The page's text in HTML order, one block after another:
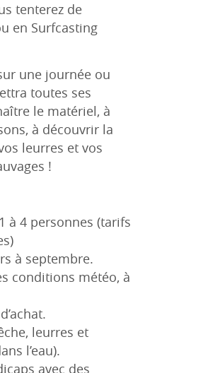
tenterez de
en Surfcasting
une journée ou
toutes ses
le matériel, à
à découvrir la
leurres et vos
!
à 4 personnes (tarifs
à septembre.
conditions météo, à
leurres et
l’eau).
avec des